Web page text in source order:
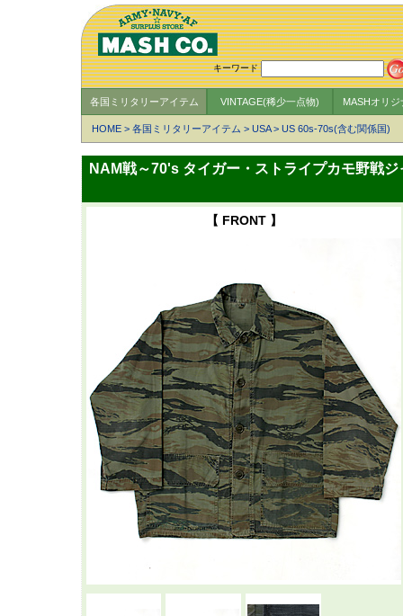
キーワード
各国ミリタリーアイテム VINTAGE(稀少一点物) MASHオリ
HOME > 各国ミリタリーアイテム > USA> US 60s-70s(含む関係国)
NAM戦～70's タイガー・ストライプカモ野戦
【 FRONT 】